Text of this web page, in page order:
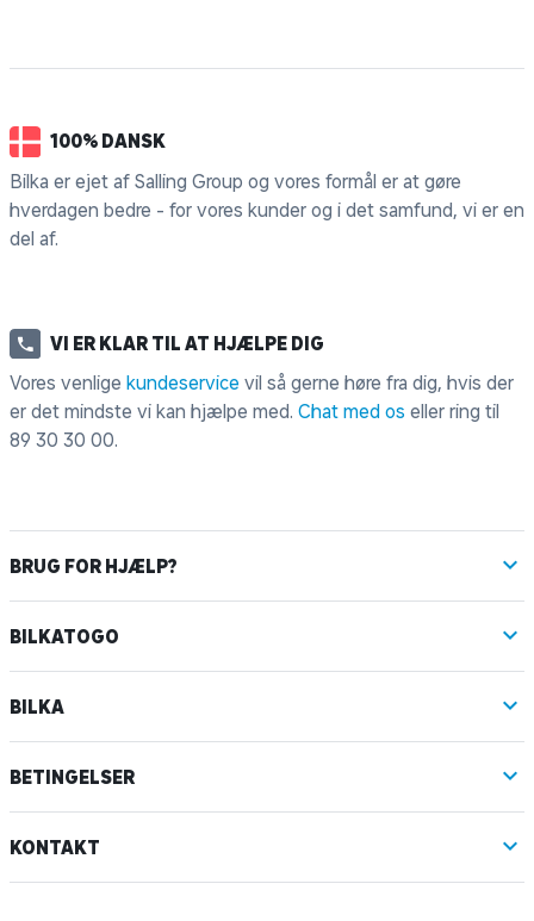
100% DANSK
Bilka er ejet af Salling Group og vores formål er at gøre
hverdagen bedre - for vores kunder og i det samfund, vi er en
del af.
VI ER KLAR TIL AT HJÆLPE DIG
Vores venlige kundeservice vil så gerne høre fra dig, hvis der
er det mindste vi kan hjælpe med. Chat med os eller ring til
89 30 30 00.
BRUG FOR HJÆLP?
BILKATOGO
BILKA
BETINGELSER
KONTAKT